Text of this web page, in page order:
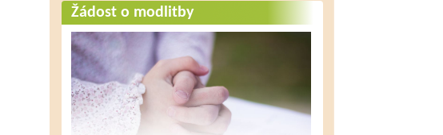
Žádost o modlitby